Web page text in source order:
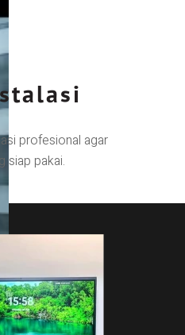
profesional agar
siap pakai.